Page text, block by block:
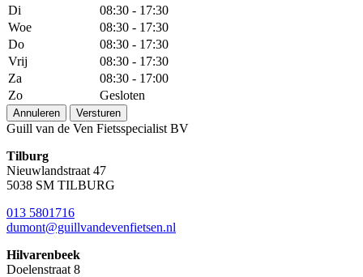
Di
08:30 - 17:30
Woe
08:30 - 17:30
Do
08:30 - 17:30
Vrij
08:30 - 17:30
Za
08:30 - 17:00
Zo
Gesloten
Annuleren Versturen
Guill van de Ven Fietsspecialist BV
Tilburg
Nieuwlandstraat 47
5038 SM TILBURG
013 5801716
dumont@guillvandevenfietsen.nl
Hilvarenbeek
Doelenstraat 8